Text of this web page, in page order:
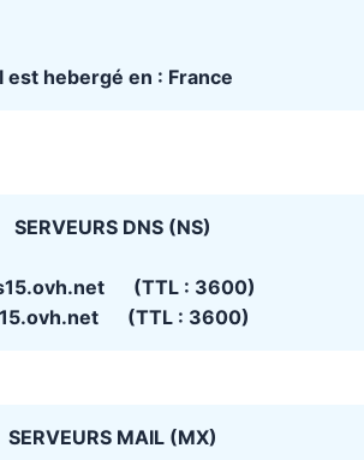
est hebergé en : France
SERVEURS DNS (NS)
(TTL : 3600)
(TTL : 3600)
SERVEURS MAIL (MX)